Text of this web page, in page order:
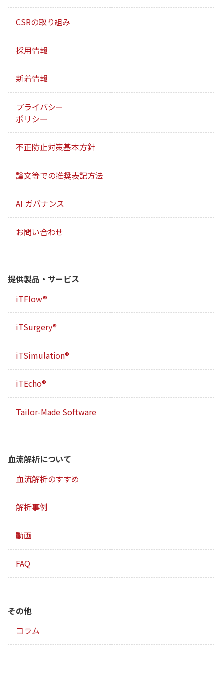
CSRの取り組み
採用情報
新着情報
プライバシー
ポリシー
不正防止対策基本方針
論文等での推奨表記方法
AI ガバナンス
お問い合わせ
提供製品・サービス
iTFlow®
iTSurgery®
iTSimulation®
iTEcho®
Tailor-Made Software
血流解析について
血流解析のすすめ
解析事例
動画
FAQ
その他
コラム